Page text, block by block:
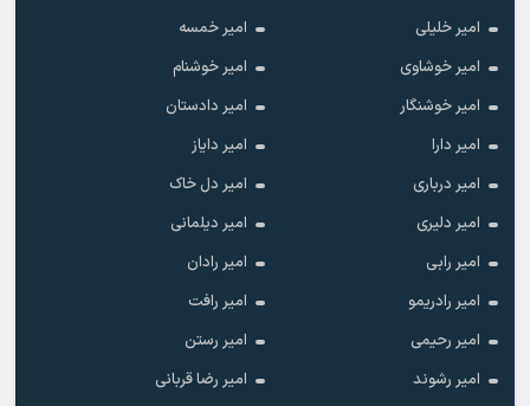
امیر خلیلی
امیر خمسه
امیر خوشاوی
امیر خوشنام
امیر خوشنگار
امیر دادستان
امیر دارا
امیر دایاز
امیر درباری
امیر دل خاک
امیر دلیری
امیر دیلمانی
امیر رابی
امیر رادان
امیر رادریمو
امیر رافت
امیر رحیمی
امیر رستن
امیر رشوند
امیر رضا قربانی